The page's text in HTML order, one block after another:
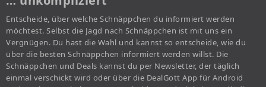
Entscheide, über welche Schnäppchen du informiert werden
möchtest. Selbst die Jagd nach Schnäppchen ist mit uns ein
Vergnügen. Du hast die Wahl und kannst so entscheide, wie du
über die besten Schnäppchen informiert werden willst. Die
Schnäppchen und Deals kannst du per Newsletter, der täglich
einmal verschickt wird oder über die DealGott App für Android